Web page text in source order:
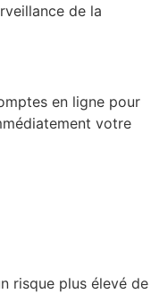
de la
en ligne pour
votre
risque plus élevé de